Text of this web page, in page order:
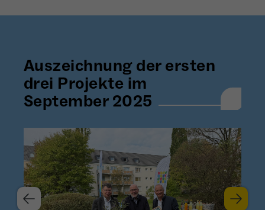
Auszeichnung der ersten
drei Projekte im
September 2025